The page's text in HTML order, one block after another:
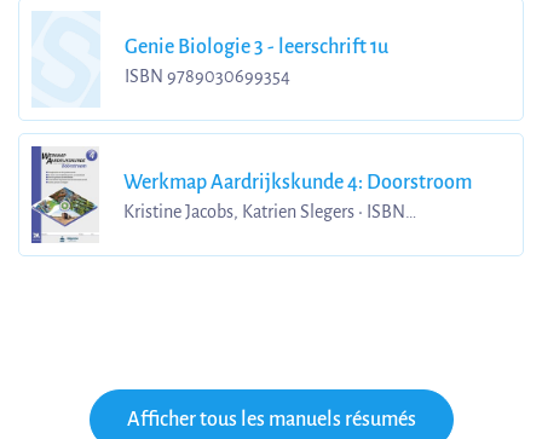
Genie Biologie 3 - leerschrift 1u
ISBN 9789030699354
Werkmap Aardrijkskunde 4: Doorstroom
Kristine Jacobs, Katrien Slegers • ISBN
Afficher tous les manuels résumés